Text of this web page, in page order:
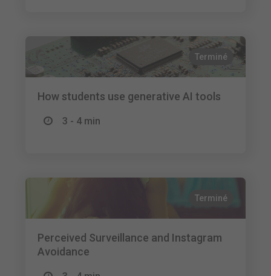
Terminé
How students use generative AI tools
3 - 4 min
Terminé
Perceived Surveillance and Instagram
Avoidance